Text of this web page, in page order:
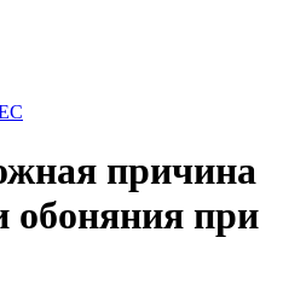
причина
обоняния при